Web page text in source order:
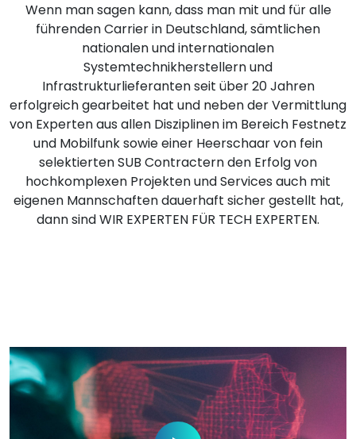
Wenn man sagen kann, dass man mit und für alle
führenden Carrier in Deutschland, sämtlichen
nationalen und internationalen
Systemtechnikherstellern und
Infrastrukturlieferanten seit über 20 Jahren
erfolgreich gearbeitet hat und neben der Vermittlung
von Experten aus allen Disziplinen im Bereich Festnetz
und Mobilfunk sowie einer Heerschaar von fein
selektierten SUB Contractern den Erfolg von
hochkomplexen Projekten und Services auch mit
eigenen Mannschaften dauerhaft sicher gestellt hat,
dann sindWIR EXPERTEN FÜR TECH EXPERTEN.